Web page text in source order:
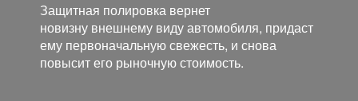
Защитная полировка вернет
новизну внешнему виду автомобиля, придаст
ему первоначальную свежесть, и снова
повысит его рыночную стоимость.